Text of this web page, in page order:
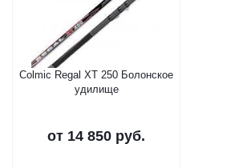
Colmic Regal XT 250 Болонское
удилище
от 14 850 руб.